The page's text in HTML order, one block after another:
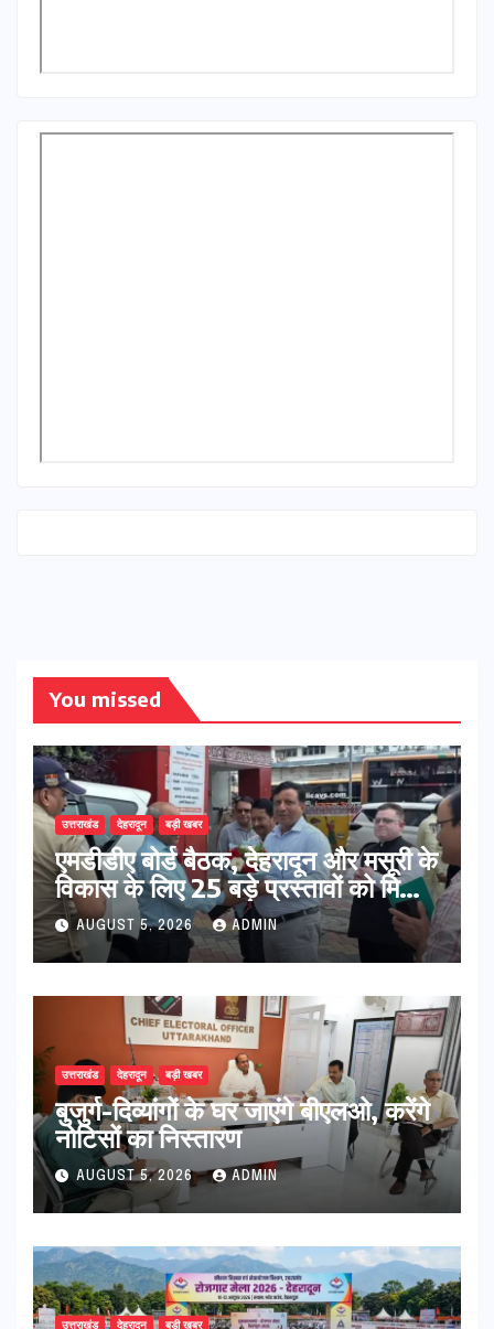
You missed
उत्तराखंड देहरादून बड़ी खबर
एमडीडीए बोर्ड बैठक, देहरादून और मसूरी के
विकास के लिए 25 बड़े प्रस्तावों को मिली
हरी झंडी
AUGUST 5, 2026 ADMIN
उत्तराखंड देहरादून बड़ी खबर
बुजुर्ग-दिव्यांगों के घर जाएंगे बीएलओ, करेंगे
नोटिसों का निस्तारण
AUGUST 5, 2026 ADMIN
उत्तराखंड देहरादून बड़ी खबर